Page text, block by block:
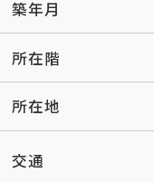
築年月
所在階
所在地
交通